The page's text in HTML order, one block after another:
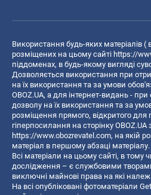
Використання будь-яких матеріалів (
розміщених на цьому сайті https://
піддоменах, в будь-якому вигляді
Дозволяється використання при
на їх використання та за умови
OBOZ.UA, а для інтернет-видань -
дозволу на їх використання та за
розміщення прямого, відкритого для
гіперпосилання на сторінку
https://www.obozrevatel.com, на якій
матеріал в першому абзаці матеріалу.
Всі матеріали на цьому сайті, в тому
дослідження – є службовими творами
виключні майнові права на які
На всі опубліковані фотоматеріали